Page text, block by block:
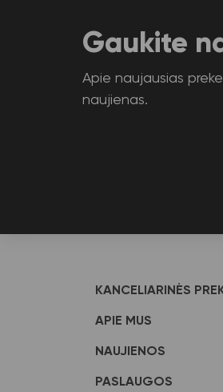
Gaukite
Apie naujausias
naujienas.
KANCELIARINĖS
APIE MUS
NAUJIENOS
PASLAUGOS